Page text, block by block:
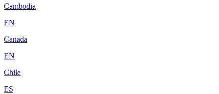
Cambodia
EN
Canada
EN
Chile
ES